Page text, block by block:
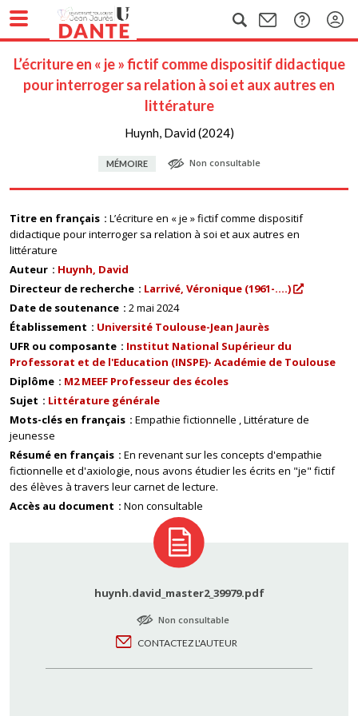
L’écriture en « je » fictif comme dispositif didactique
pour interroger sa relation à soi et aux autres en
littérature
Huynh, David (2024)
MÉMOIRE Non consultable
Titre en français
L’écriture en « je » fictif comme dispositif
didactique pour interroger sa relation à soi et aux autres en
littérature
Auteur
Huynh, David
Directeur de recherche
Larrivé, Véronique (1961-....)
Date de soutenance
2 mai 2024
Établissement
Université Toulouse-Jean Jaurès
UFR ou composante
Institut National Supérieur du
Professorat et de l'Education (INSPE)- Académie de Toulouse
Diplôme
M2 MEEF Professeur des écoles
Sujet
Littérature générale
Mots-clés en français
Empathie fictionnelle Littérature de
jeunesse
Résumé en français
En revenant sur les concepts d'empathie
fictionnelle et d'axiologie, nous avons étudier les écrits en "je" fictif
des élèves à travers leur carnet de lecture.
Accès au document
Non consultable
huynh.david_master2_39979.pdf
Non consultable
CONTACTEZ L'AUTEUR